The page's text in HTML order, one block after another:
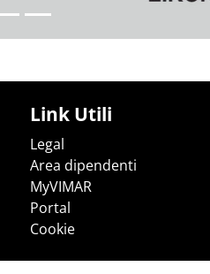
Link Utili
Legal
Area dipendenti
MyVIMAR
Portal
Cookie